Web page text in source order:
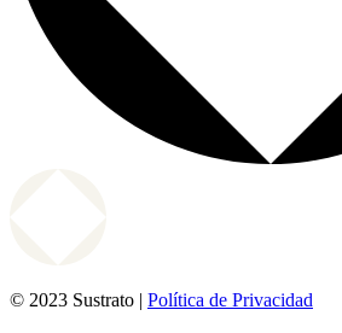
© 2023 Sustrato | Política de Privacidad